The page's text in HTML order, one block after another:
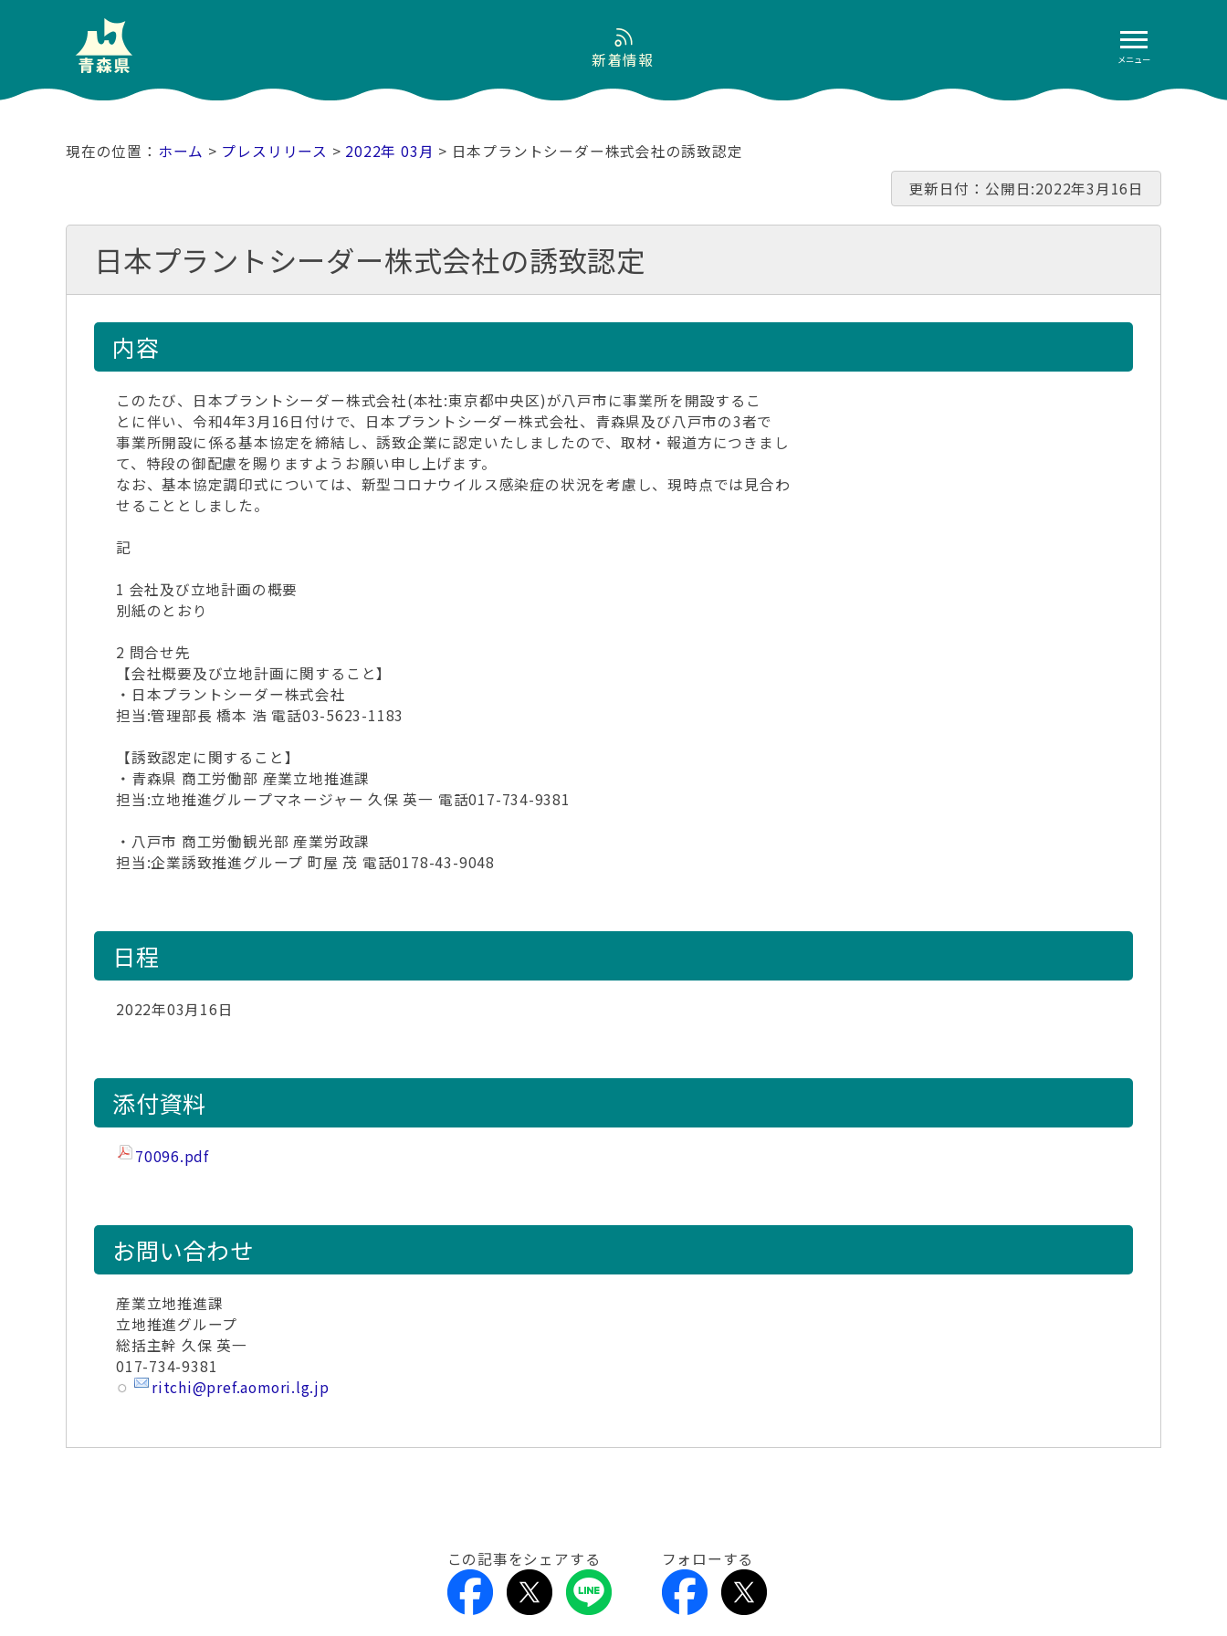
メニュー
新着情報
ホーム > プレスリリース > 2022年 03月 > 日本プラントシーダー株式会社の誘致認定
更新日付：公開日:2022年3月16日
日本プラントシーダー株式会社の誘致認定
内容
このたび、日本プラントシーダー株式会社(本社:東京都中央区)が八戸市に事業所を開設するこ
とに伴い、令和4年3月16日付けで、日本プラントシーダー株式会社、青森県及び八戸市の3者で
事業所開設に係る基本協定を締結し、誘致企業に認定いたしましたので、取材・報道方につきまし
て、特段の御配慮を賜りますようお願い申し上げます。
なお、基本協定調印式については、新型コロナウイルス感染症の状況を考慮し、現時点では見合わ
せることとしました。
記
1 会社及び立地計画の概要
別紙のとおり
2 問合せ先
【会社概要及び立地計画に関すること】
・日本プラントシーダー株式会社
担当:管理部長 橋本 浩 電話03-5623-1183
【誘致認定に関すること】
・青森県 商工労働部 産業立地推進課
担当:立地推進グループマネージャー 久保 英一 電話017-734-9381
・八戸市 商工労働観光部 産業労政課
担当:企業誘致推進グループ 町屋 茂 電話0178-43-9048
日程
2022年03月16日
添付資料
70096.pdf
お問い合わせ
産業立地推進課
立地推進グループ
総括主幹 久保 英一
017-734-9381
ritchi@pref.aomori.lg.jp
この記事をシェアする フォローする